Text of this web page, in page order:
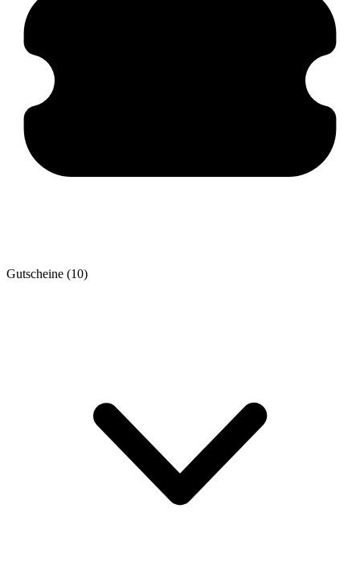
Gutscheine (10)